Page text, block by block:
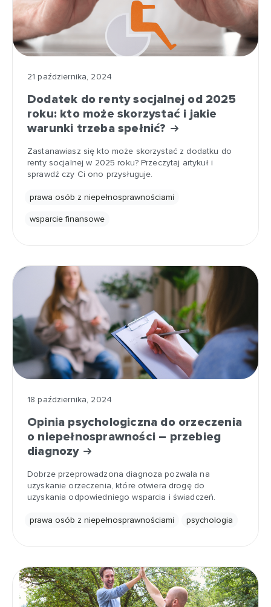
21 października, 2024
Dodatek do renty socjalnej od 2025
roku: kto może skorzystać i jakie
warunki trzeba spełnić?
Zastanawiasz się kto może skorzystać z dodatku do
renty socjalnej w 2025 roku? Przeczytaj artykuł i
sprawdź czy Ci ono przysługuje.
prawa osób z niepełnosprawnościami
wsparcie finansowe
18 października, 2024
Opinia psychologiczna do orzeczenia
o niepełnosprawności – przebieg
diagnozy
Dobrze przeprowadzona diagnoza pozwala na
uzyskanie orzeczenia, które otwiera drogę do
uzyskania odpowiedniego wsparcia i świadczeń.
prawa osób z niepełnosprawnościami psychologia